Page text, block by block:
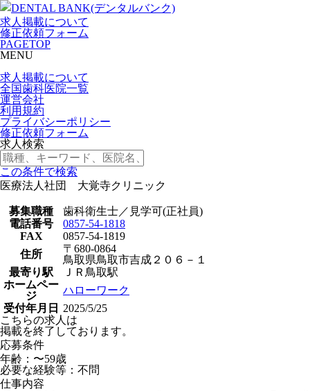
求人掲載について
修正依頼フォーム
PAGETOP
MENU
求人掲載について
全国歯科医院一覧
運営会社
利用規約
プライバシーポリシー
修正依頼フォーム
求人検索
この条件で検索
医療法人社団 大覚寺クリニック
募集職種
歯科衛生士／見学可(正社員)
電話番号
0857-54-1818
FAX
0857-54-1819
住所
〒680-0864
鳥取県鳥取市吉成２０６－１
最寄り駅
ＪＲ鳥取駅
ホームペー
ジ
ハローワーク
受付年月日
2025/5/25
こちらの求人は
掲載を終了しております。
応募条件
年齢：〜59歳
必要な経験等：不問
仕事内容